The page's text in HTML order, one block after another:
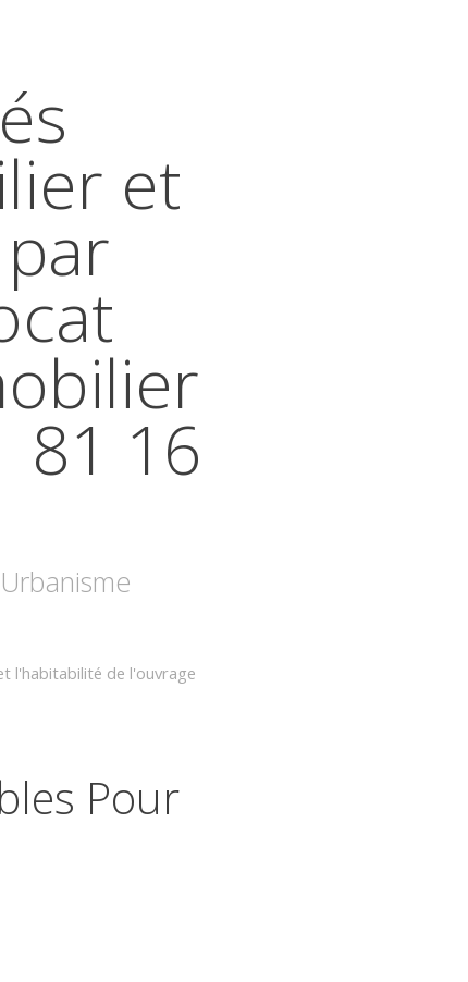
et
81 16
l'habitabilité de l'ouvrage
Pour